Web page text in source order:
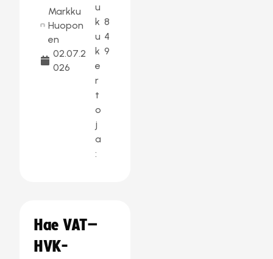
Markku
Huopon
en
02.07.2
026
u
k
u
k
e
r
t
o
j
a
:
8
4
9
Hae VAT–
HVK-